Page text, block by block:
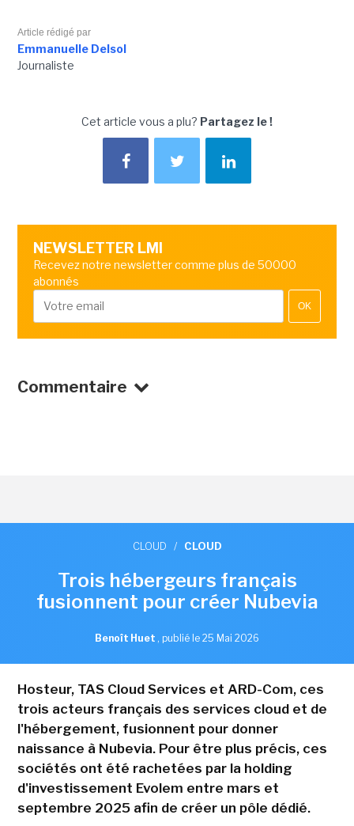
Article rédigé par
Emmanuelle Delsol
Journaliste
Cet article vous a plu? Partagez le !
NEWSLETTER LMI
Recevez notre newsletter comme plus de 50000
abonnés
OK
Commentaire
CLOUD / CLOUD
Trois hébergeurs français
fusionnent pour créer Nubevia
Benoît Huet , publié le 25 Mai 2026
Hosteur, TAS Cloud Services et ARD-Com, ces
trois acteurs français des services cloud et de
l'hébergement, fusionnent pour donner
naissance à Nubevia. Pour être plus précis, ces
sociétés ont été rachetées par la holding
d'investissement Evolem entre mars et
septembre 2025 afin de créer un pôle dédié.